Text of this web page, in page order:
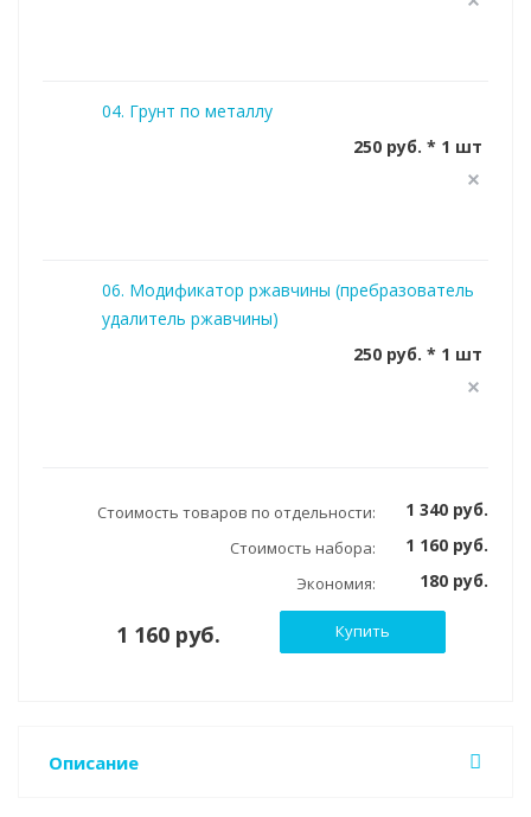
04. Грунт по металлу
250 руб. * 1 шт
06. Модификатор ржавчины (пребразователь
удалитель ржавчины)
250 руб. * 1 шт
Стоимость товаров по отдельности: 1 340 руб.
Стоимость набора: 1 160 руб.
Экономия: 180 руб.
1 160 руб. Купить
Описание